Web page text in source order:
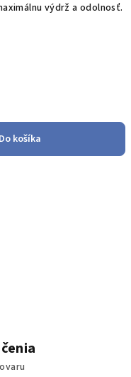
výdrž a odolnosť.
Do košíka